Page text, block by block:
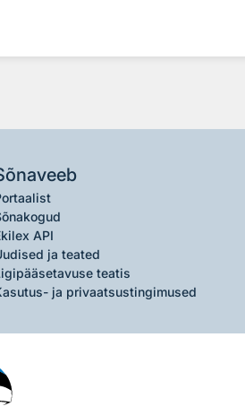
API
ja teated
teatis
ja privaatsustingimused